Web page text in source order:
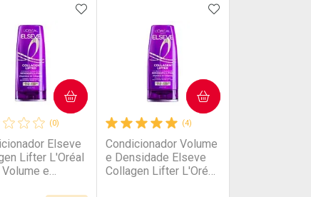
AOS FAVORITOS
(0)
Elseve
Lifter L'Oréal
e
ADICIONAR AOS FAVORITOS
COMPRAR
(4)
Condicionador Volume
e Densidade Elseve
Collagen Lifter L'Oréal
ADICIONAR AOS
COMPRAR